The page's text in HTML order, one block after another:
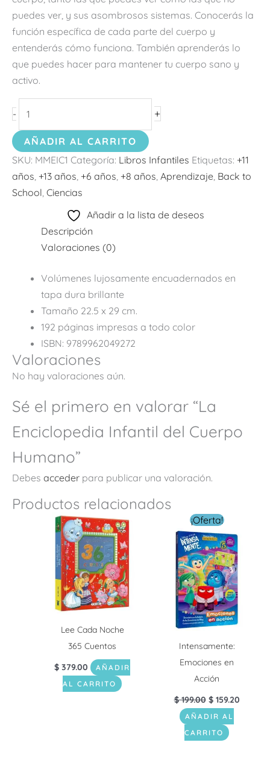
puedes ver, y sus asombrosos sistemas. Conocerás la
función específica de cada parte del cuerpo y
entenderás cómo funciona. También aprenderás lo
que puedes hacer para mantener tu cuerpo sano y
activo.
- +
AÑADIR AL CARRITO
SKU: MMEIC1 Categoría: Libros Infantiles Etiquetas: +11
años +13 años +6 años +8 años Aprendizaje Back to
School Ciencias
Añadir a la lista de deseos
Descripción
Valoraciones (0)
Volúmenes lujosamente encuadernados en
tapa dura brillante
Tamaño 22.5 x 29 cm.
192 páginas impresas a todo color
ISBN: 9789962049272
Valoraciones
No hay valoraciones aún.
Sé el primero en valorar “La
Enciclopedia Infantil del Cuerpo
Humano”
Debes acceder para publicar una valoración.
Productos relacionados
Lee Cada Noche
365 Cuentos
$ 379.00
AÑADIR
AL CARRITO
¡Oferta!
Intensamente:
Emociones en
Acción
$199.00
El
precio
original
era:
$ 199.00.
$159.20
AÑADIR AL
CARRITO